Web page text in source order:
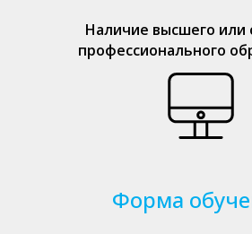
Наличие высшего или
профессионального
Форма